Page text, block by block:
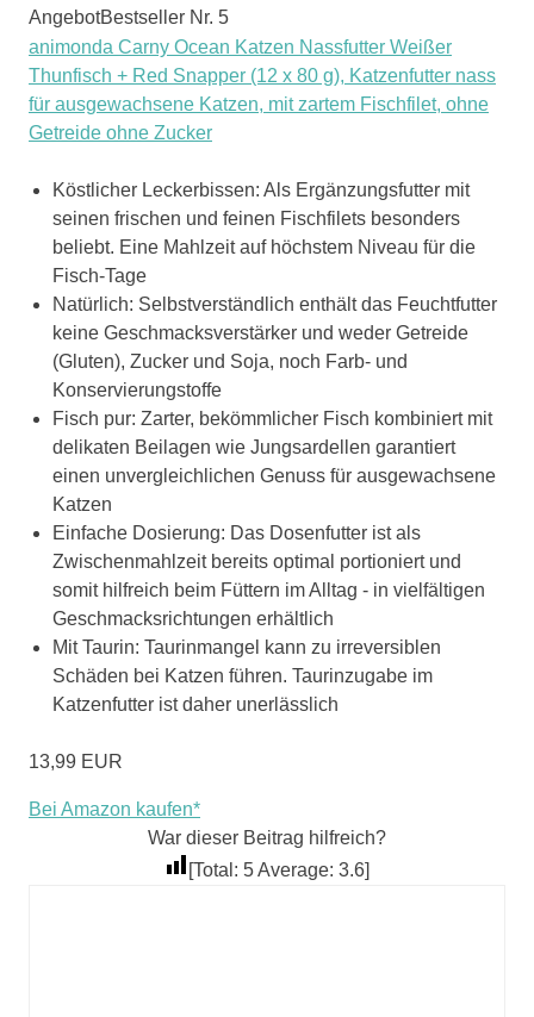
AngebotBestseller Nr. 5
animonda Carny Ocean Katzen Nassfutter Weißer
Thunfisch + Red Snapper (12 x 80 g), Katzenfutter nass
für ausgewachsene Katzen, mit zartem Fischfilet, ohne
Getreide ohne Zucker
Köstlicher Leckerbissen: Als Ergänzungsfutter mit
seinen frischen und feinen Fischfilets besonders
beliebt. Eine Mahlzeit auf höchstem Niveau für die
Fisch-Tage
Natürlich: Selbstverständlich enthält das Feuchtfutter
keine Geschmacksverstärker und weder Getreide
(Gluten), Zucker und Soja, noch Farb- und
Konservierungstoffe
Fisch pur: Zarter, bekömmlicher Fisch kombiniert mit
delikaten Beilagen wie Jungsardellen garantiert
einen unvergleichlichen Genuss für ausgewachsene
Katzen
Einfache Dosierung: Das Dosenfutter ist als
Zwischenmahlzeit bereits optimal portioniert und
somit hilfreich beim Füttern im Alltag - in vielfältigen
Geschmacksrichtungen erhältlich
Mit Taurin: Taurinmangel kann zu irreversiblen
Schäden bei Katzen führen. Taurinzugabe im
Katzenfutter ist daher unerlässlich
13,99 EUR
Bei Amazon kaufen*
War dieser Beitrag hilfreich?
[Total: 5Average: 3.6]